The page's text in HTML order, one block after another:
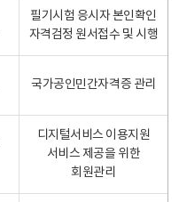
필기시험 응시자 본인확인
자격검정 원서접수 및 시행
국가공인민간자격증 관리
디지털서비스 이용지원
서비스 제공을 위한
회원관리